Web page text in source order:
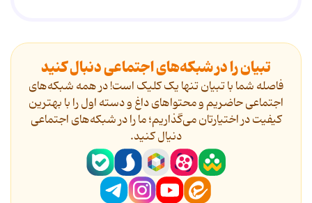
تبیان را در شبکه‌های اجتماعی دنبال کنید
فاصله شما با تبیان تنها یک کلیک است! در همه شبکه‌های
اجتماعی حاضریم و محتواهای داغ و دسته اول را با بهترین
کیفیت در اختیارتان می‌گذاریم؛ ما را در شبکه‌های اجتماعی
دنیال کنید.